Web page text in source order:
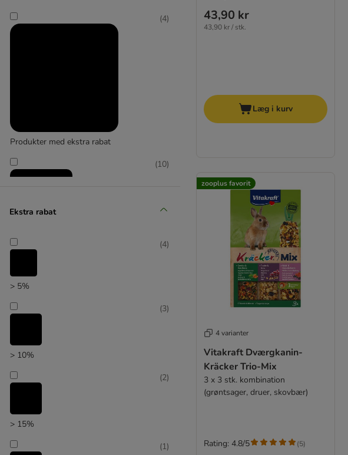
Produkter med ekstra rabat
(4)
zooplus favorit
(10)
Ekstra rabat
> 5%
(4)
> 10%
(3)
> 15%
(2)
(1)
43,90 kr
43,90 kr / stk.
Læg i kurv
zooplus favorit
4 varianter
Vitakraft Dværgkanin-
Kräcker Trio-Mix
3 x 3 stk. kombination
(grøntsager, druer, skovbær)
Rating: 4.8/5 (5)